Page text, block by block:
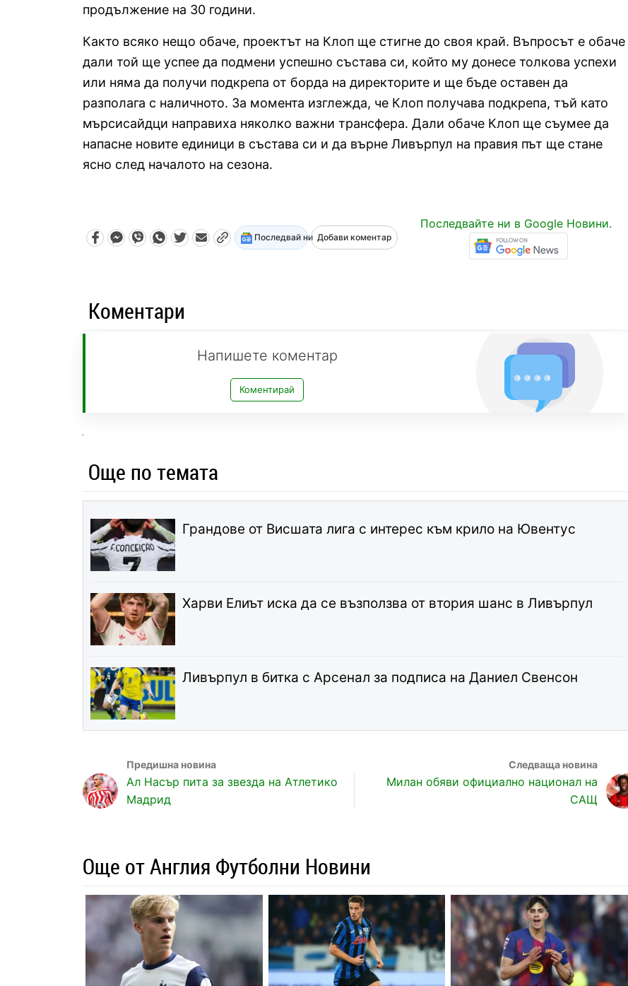
продължение на 30 години.
Както всяко нещо обаче, проектът на Клоп ще стигне до своя край. Въпросът е обаче
дали той ще успее да подмени успешно съставa си, който му донесе толкова успехи
или няма да получи подкрепа от борда на директорите и ще бъде оставен да
разполага с наличното. За момента изглежда, че Клоп получава подкрепа, тъй като
мърсисайдци направиха няколко важни трансфера. Дали обаче Клоп ще съумее да
напасне новите единици в състава си и да върне Ливърпул на правия път ще стане
ясно след началото на сезона.
Последвай ни Добави коментар
Последвайте ни в Google Новини.
Коментари
Напишете коментар
Коментирай
Още по темата
Грандове от Висшата лига с интерес към крило на Ювентус
Харви Елиът иска да се възползва от втория шанс в Ливърпул
Ливърпул в битка с Арсенал за подписа на Даниел Свенсон
Ал Насър пита за звезда на Атлетико
Мадрид
Милан обяви официално национал на
САЩ
Още от Англия Футболни Новини